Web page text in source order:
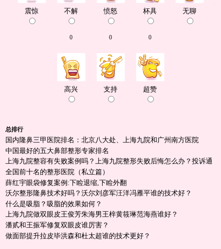
震惊 不解 愤怒 杯具 无聊
0
高兴
0
支持
0
超赞
总排行
国内隆鼻三甲医院排名：北京八大处、上海九院和广州南方医院
中国最好的五大鼻部整形专家排名
上海九院整容有失败案例吗？上海九院整形失败后悔怎么办？投诉通
道
全国前十名的整形医院（私立篇）
薛红宇眼袋修复案例:下睑退缩,下睑外翻
沃尔整形隆鼻技术好吗？沃尔刘彦军汪洋冯雁平谁的技术好？
什么是吸脂？吸脂的效果如何？
上海九院做双眼皮王俊芳朱海男王梓黄筱琳范海燕谁好？
潘贰和王振军修复双眼皮谁厉害？
做面部提升拉皮毕洪森和杜太超谁的技术更好？